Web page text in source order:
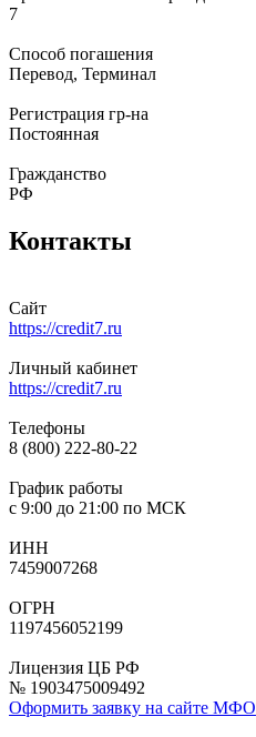
7
Способ погашения
Перевод, Терминал
Регистрация гр-на
Постоянная
Гражданство
РФ
Контакты
Сайт
https://credit7.ru
Личный кабинет
https://credit7.ru
Телефоны
8 (800) 222-80-22
График работы
с 9:00 до 21:00 по МСК
ИНН
7459007268
ОГРН
1197456052199
Лицензия ЦБ РФ
№ 1903475009492
Оформить заявку на сайте МФО